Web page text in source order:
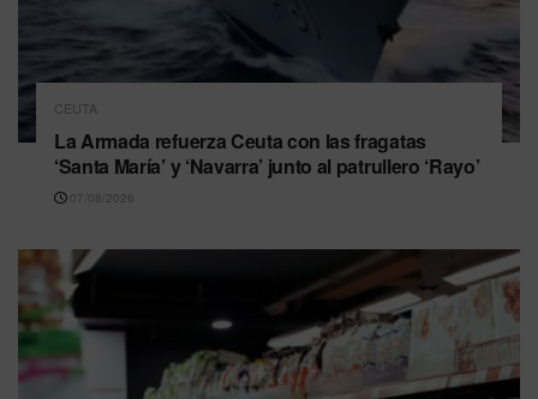
CEUTA
La Armada refuerza Ceuta con las fragatas
‘Santa María’ y ‘Navarra’ junto al patrullero ‘Rayo’
07/08/2026